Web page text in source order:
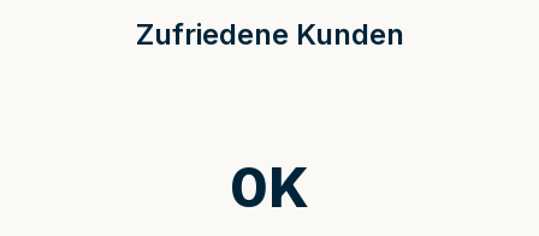
Zufriedene Kunden
0K